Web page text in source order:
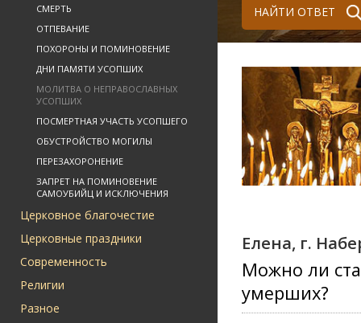
СМЕРТЬ
ОТПЕВАНИЕ
ПОХОРОНЫ И ПОМИНОВЕНИЕ
ДНИ ПАМЯТИ УСОПШИХ
МОЛИТВА О НЕПРАВОСЛАВНЫХ
УСОПШИХ
ПОСМЕРТНАЯ УЧАСТЬ УСОПШЕГО
ОБУСТРОЙСТВО МОГИЛЫ
ПЕРЕЗАХОРОНЕНИЕ
ЗАПРЕТ НА ПОМИНОВЕНИЕ
САМОУБИЙЦ И ИСКЛЮЧЕНИЯ
Церковное благочестие
Церковные праздники
Современность
Религии
Разное
НАЙТИ ОТВЕТ
Елена, г.
Можно ли
умерших?